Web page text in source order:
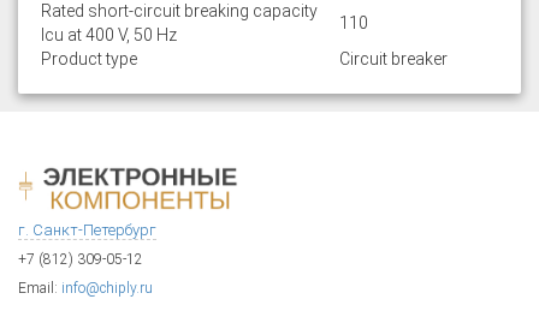
Rated short-circuit breaking capacity
lcu at 400 V, 50 Hz
110
Product type
Circuit breaker
г. Санкт-Петербург
+7 (812) 309-05-12
Email: info@chiply.ru